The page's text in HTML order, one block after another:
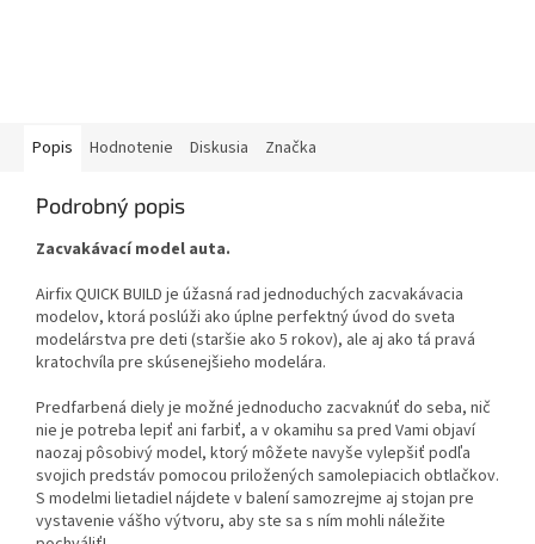
Popis Hodnotenie Diskusia Značka
Podrobný popis
Zacvakávací model auta.
Airfix QUICK BUILD je úžasná rad jednoduchých zacvakávacia
modelov, ktorá poslúži ako úplne perfektný úvod do sveta
modelárstva pre deti (staršie ako 5 rokov), ale aj ako tá pravá
kratochvíla pre skúsenejšieho modelára.
Predfarbená diely je možné jednoducho zacvaknúť do seba, nič
nie je potreba lepiť ani farbiť, a v okamihu sa pred Vami objaví
naozaj pôsobivý model, ktorý môžete navyše vylepšiť podľa
svojich predstáv pomocou priložených samolepiacich obtlačkov.
S modelmi lietadiel nájdete v balení samozrejme aj stojan pre
vystavenie vášho výtvoru, aby ste sa s ním mohli náležite